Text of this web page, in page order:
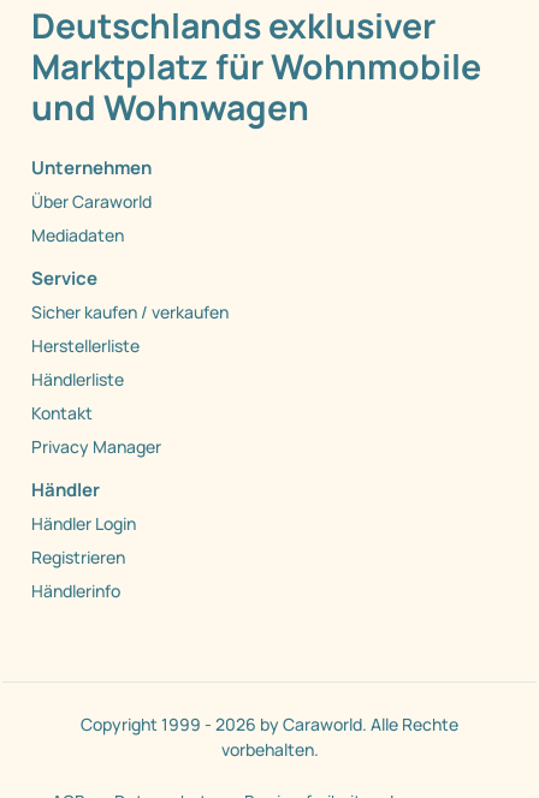
Deutschlands exklusiver
Marktplatz für Wohnmobile
und Wohnwagen
Unternehmen
Über Caraworld
Mediadaten
Service
Sicher kaufen / verkaufen
Herstellerliste
Händlerliste
Kontakt
Privacy Manager
Händler
Händler Login
Registrieren
Händlerinfo
Copyright 1999 - 2026 by Caraworld. Alle Rechte
vorbehalten.